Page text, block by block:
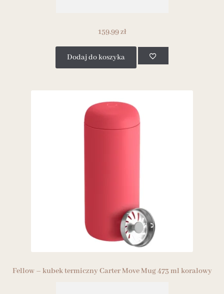
159.99zł
Dodaj do koszyka
Fellow – kubek termiczny Carter Move Mug 473 ml koralowy